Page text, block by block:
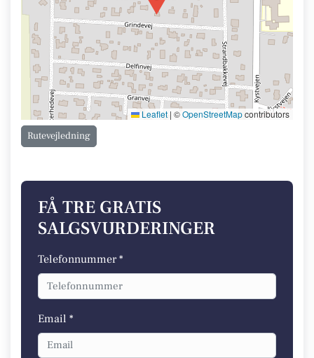
Leaflet | ©OpenStreetMapcontributors
Rutevejledning
FÅ TRE GRATIS
SALGSVURDERINGER
Telefonnummer *
Email *